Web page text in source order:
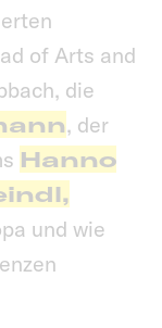
of Arts and
die
, der
Hanno
und wie